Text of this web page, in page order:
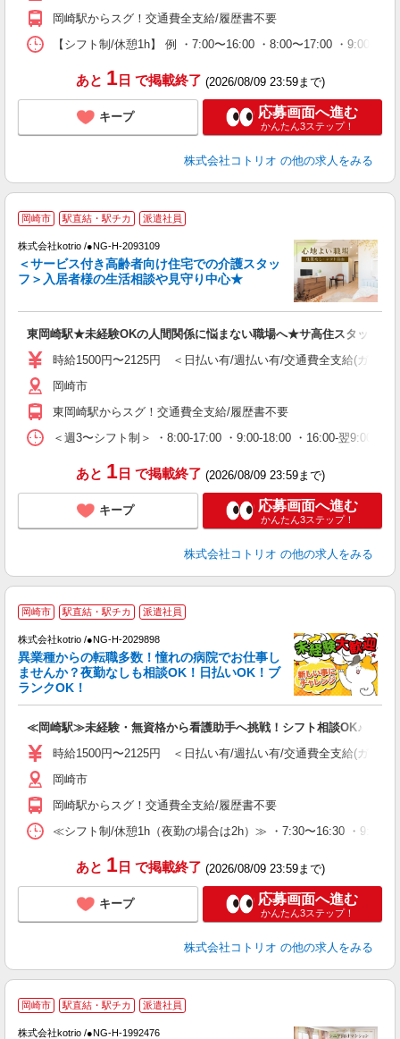
岡崎駅からスグ！交通費全支給/履歴書不要
【シフト制/休憩1h】 例 ・7:00〜16:00 ・8:00〜17:00 ・9:00〜
あと 1日 で掲載終了 (2026/08/09 23:59まで)
キープ 応募画面へ進む
かんたん3ステップ！
株式会社コトリオ の他の求人をみる
岡崎市 駅直結・駅チカ 派遣社員
株式会社kotrio /●NG-H-2093109
＜サービス付き高齢者向け住宅での介護スタッ
フ＞入居者様の生活相談や見守り中心★
東岡崎駅★未経験OKの人間関係に悩まない職場へ★サ高住スタッフ
時給1500円〜2125円 ＜日払い有/週払い有/交通費全支給(ガソリ
岡崎市
東岡崎駅からスグ！交通費全支給/履歴書不要
＜週3〜シフト制＞ ・8:00-17:00 ・9:00-18:00 ・16:00-翌
あと 1日 で掲載終了 (2026/08/09 23:59まで)
キープ 応募画面へ進む
かんたん3ステップ！
株式会社コトリオ の他の求人をみる
岡崎市 駅直結・駅チカ 派遣社員
株式会社kotrio /●NG-H-2029898
異業種からの転職多数！憧れの病院でお仕事し
ませんか？夜勤なしも相談OK！日払いOK！ブ
ランクOK！
≪岡崎駅≫未経験・無資格から看護助手へ挑戦！シフト相談OK♪
時給1500円〜2125円 ＜日払い有/週払い有/交通費全支給(ガソリ
岡崎市
岡崎駅からスグ！交通費全支給/履歴書不要
≪シフト制/休憩1h（夜勤の場合は2h）≫ ・7:30〜16:30 ・9:00
あと 1日 で掲載終了 (2026/08/09 23:59まで)
キープ 応募画面へ進む
かんたん3ステップ！
株式会社コトリオ の他の求人をみる
岡崎市 駅直結・駅チカ 派遣社員
株式会社kotrio /●NG-H-1992476